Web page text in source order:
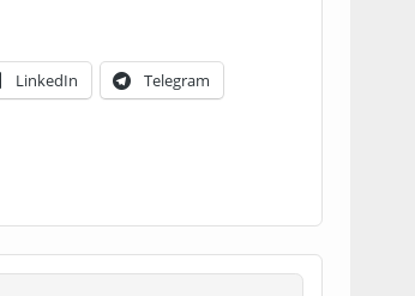
LinkedIn Telegram